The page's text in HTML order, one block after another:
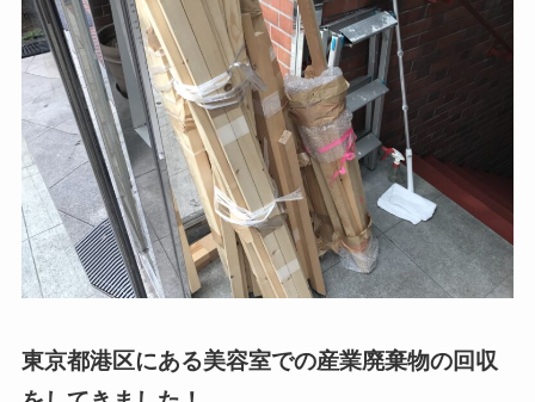
東京都港区にある美容室での産業廃棄物の回収